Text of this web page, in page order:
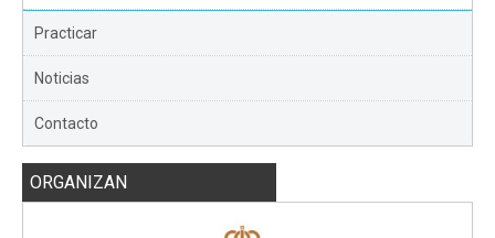
Practicar
Noticias
Contacto
ORGANIZAN